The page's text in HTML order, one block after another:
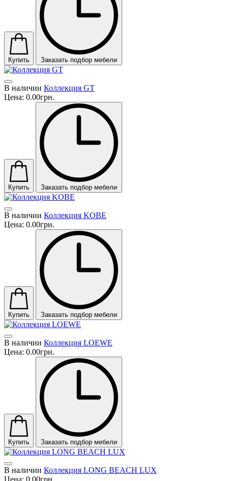
Купить Заказать подбор мебели
В наличии Коллекция GT
Цена: 0.00грн.
Купить Заказать подбор мебели
В наличии Коллекция KOBE
Цена: 0.00грн.
Купить Заказать подбор мебели
В наличии Коллекция LOEWE
Цена: 0.00грн.
Купить Заказать подбор мебели
В наличии Коллекция LONG BEACH LUX
Цена: 0.00грн.